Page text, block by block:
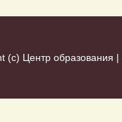
(c) Центр образования |